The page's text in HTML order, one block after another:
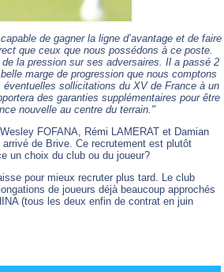
de gagner la ligne d’avantage et de faire
que ceux que nous possédons à ce poste.
la pression sur ses adversaires. Il a passé 2
marge de progression que nous comptons
sollicitations du XV de France à un
des garanties supplémentaires pour être
nouvelle au centre du terrain."
FOFANA, Rémi LAMERAT et Damian
de Brive. Ce recrutement est plutôt
un choix du club ou du joueur?
pour mieux recruter plus tard. Le club
de joueurs déjà beaucoup approchés
(tous les deux enfin de contrat en juin